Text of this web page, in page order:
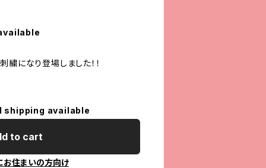
繍になり登場しました！！
shipping available
to cart
お住まいの方向け